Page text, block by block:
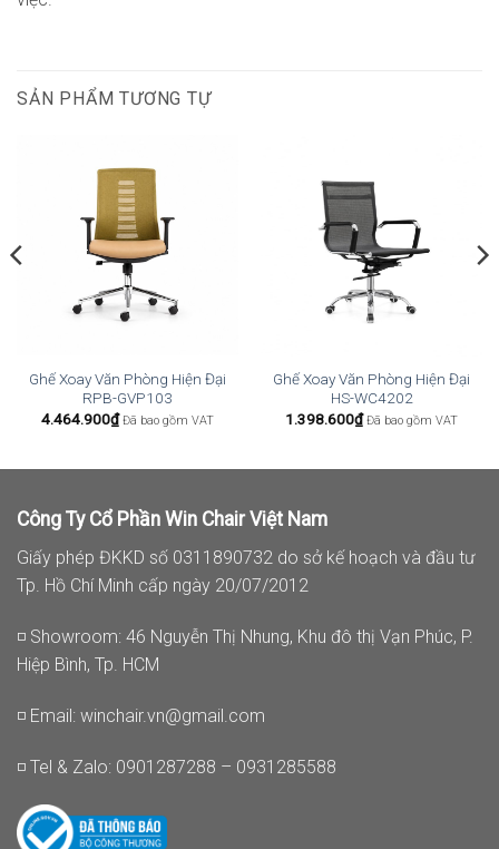
SẢN PHẨM TƯƠNG TỰ
Ghế Xoay Văn Phòng Hiện Đại
RPB-GVP103
4.464.900₫ Đã bao gồm VAT
Ghế Xoay Văn Phòng Hiện Đại
HS-WC4202
1.398.600₫ Đã bao gồm VAT
Công Ty Cổ Phần Win Chair Việt Nam
Giấy phép ĐKKD số 0311890732 do sở kế hoạch và đầu tư
Tp. Hồ Chí Minh cấp ngày 20/07/2012
◽ Showroom: 46 Nguyễn Thị Nhung, Khu đô thị Vạn Phúc, P.
Hiệp Bình, Tp. HCM
◽ Email: winchair.vn@gmail.com
◽ Tel & Zalo: 0901287288 – 0931285588